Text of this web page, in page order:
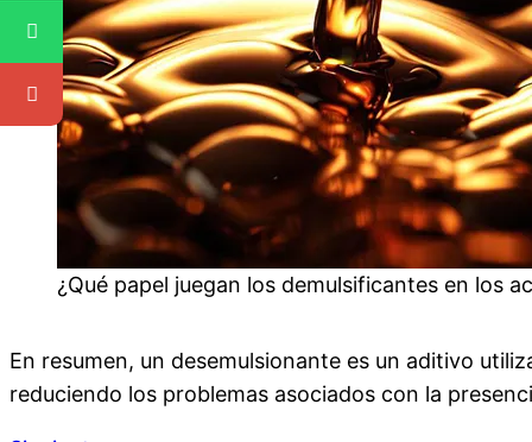
¿Qué papel juegan los demulsificantes en los
En resumen, un desemulsionante es un aditivo
reduciendo los problemas asociados con la